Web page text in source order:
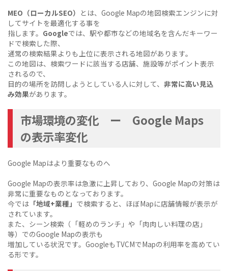
MEO（ローカルSEO） とは、Google Mapの地図検索エンジンに対
してサイトを最適化する事を
指します。 Googleでは、駅や都市などの地域名を含んだキーワー
ドで検索した際、
通常の検索結果よりも上位に表示される地図があります。
この地図は、検索ワードに該当する店舗、施設等がポイント表示
されるので、
目的の場所を訪問しようとしている人に対して、 非常に高い見込
み効果があります。
市場環境の変化 ー Google Maps
の表示率変化
Google Mapはより重要なものへ
Google Mapの表示率は急激に上昇しており、Google Mapの対策は
非常に重要なものとなっております。
今では 「地域+業種」 で検索すると、ほぼMapに店舗情報が表示が
されています。
また、シーン検索（「軽めのランチ」や「肉肉しい料理の店」
等）でのGoogle Mapの表示も
増加している状況です。GoogleもTVCMでMapの利用率を高めてい
る形です。